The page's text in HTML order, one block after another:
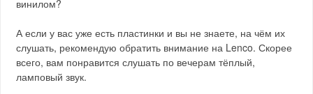
винилом?
А если у вас уже есть пластинки и вы не знаете, на чём их
слушать, рекомендую обратить внимание на Lenco. Скорее
всего, вам понравится слушать по вечерам тёплый,
ламповый звук.